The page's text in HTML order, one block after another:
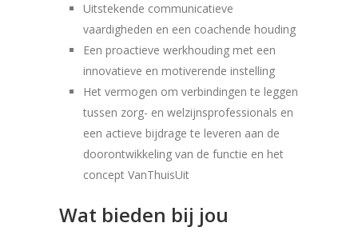
Uitstekende communicatieve
vaardigheden en een coachende houding
Een proactieve werkhouding met een
innovatieve en motiverende instelling
Het vermogen om verbindingen te leggen
tussen zorg- en welzijnsprofessionals en
een actieve bijdrage te leveren aan de
doorontwikkeling van de functie en het
concept VanThuisUit
Wat bieden bij jou